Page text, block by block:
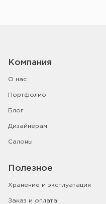
Компания
О нас
Портфолио
Блог
Дизайнерам
Салоны
Полезное
Хранение и эксплуатация
Заказ и оплата